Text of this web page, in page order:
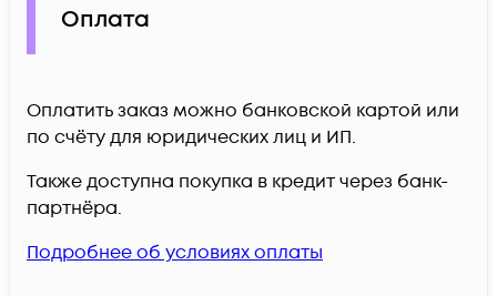
Оплата
Оплатить заказ можно банковской картой или
по счёту для юридических лиц и ИП.
Также доступна покупка в кредит через банк-
партнёра.
Подробнее об условиях оплаты